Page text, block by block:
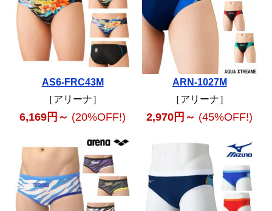
AS6-FRC43M
［アリーナ］
6,169円～ (20%OFF!)
ARN-1027M
［アリーナ］
2,970円～ (45%OFF!)